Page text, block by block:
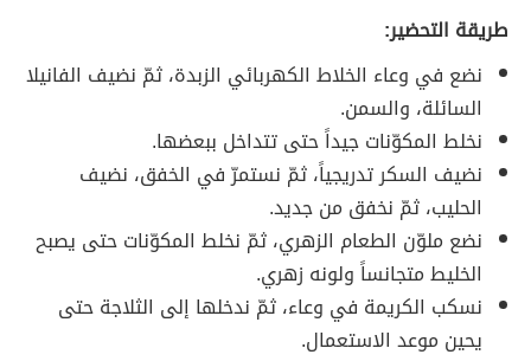
طريقة التحضير:
نضع في وعاء الخلاط الكهربائي الزبدة، ثمّ نضيف الفانيلا
السائلة، والسمن.
نخلط المكوّنات جيداً حتى تتداخل ببعضها.
نضيف السكر تدريجياً، ثمّ نستمرّ في الخفق، نضيف
الحليب، ثمّ نخفق من جديد.
نضع ملوّن الطعام الزهري، ثمّ نخلط المكوّنات حتى يصبح
الخليط متجانساً ولونه زهري.
نسكب الكريمة في وعاء، ثمّ ندخلها إلى الثلاجة حتى
يحين موعد الاستعمال.